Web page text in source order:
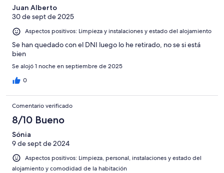
Juan Alberto
30 de sept de 2025
Aspectos positivos: Limpieza y instalaciones y estado del alojamiento
Se han quedado con el DNI luego lo he retirado, no se si está
bien
Se alojó 1 noche en septiembre de 2025
0
Comentario verificado
8/10 Bueno
Sónia
9 de sept de 2024
Aspectos positivos: Limpieza, personal, instalaciones y estado del
alojamiento y comodidad de la habitación